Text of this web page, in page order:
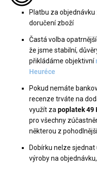
Platbu za
doručení zboží
Častá volba
že jsme stabilní,
přikládáme objektivní
Heuréce
Pokud nemáte
recenze trváte na
využít za poplatek 49
pro všechny
některou z
Dobírku nelze
výroby na